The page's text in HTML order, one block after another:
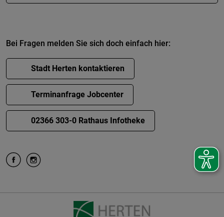
Bei Fragen melden Sie sich doch einfach hier:
Stadt Herten kontaktieren
Terminanfrage Jobcenter
02366 303-0 Rathaus Infotheke